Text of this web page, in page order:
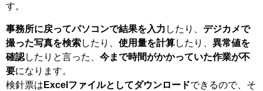
す。
事務所に戻ってパソコンで結果を入力 したり、 デジカメで
撮った写真を検索したり、 使用量を計算したり、 異常値を
確認したりと言った、 今まで時間がかかっていた作業が不
要になります。
検針票は Excelファイルとしてダウンロードできるので、そ